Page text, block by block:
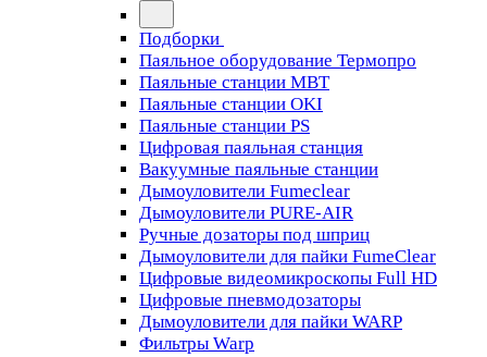
Подборки
Паяльное оборудование Термопро
Паяльные станции MBT
Паяльные станции OKI
Паяльные станции PS
Цифровая паяльная станция
Вакуумные паяльные станции
Дымоуловители Fumeclear
Дымоуловители PURE-AIR
Ручные дозаторы под шприц
Дымоуловители для пайки FumeClear
Цифровые видеомикроскопы Full HD
Цифровые пневмодозаторы
Дымоуловители для пайки WARP
Фильтры Warp